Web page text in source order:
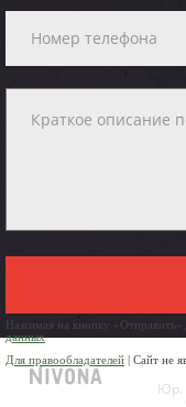
Нажимая на кнопку «Отправить»,
данных
Для правообладателей | Сайт не
Юр.